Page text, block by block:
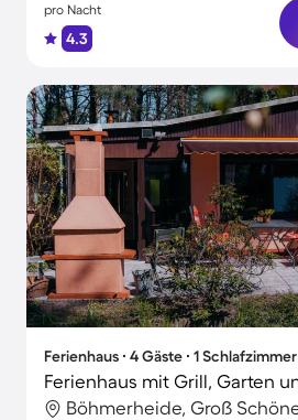
pro Nacht
4.3
Ferienhaus ∙ 4 Gäste ∙ 1 Schlafzimmer